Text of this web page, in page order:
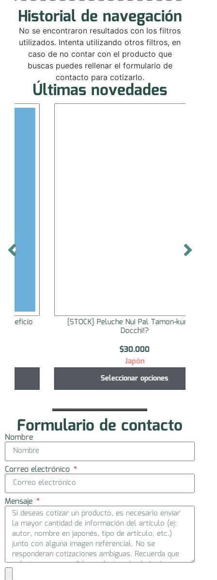
Historial de navegación
No se encontraron resultados con los filtros
utilizados. Intenta utilizando otros filtros, en
caso de no contar con el producto que
buscas puedes rellenar el formulario de
contacto para cotizarlo.
Últimas novedades
[STOCK] Peluche Nui Pal Tamon-kun Ima
Seleccionar opciones
Formulario de contacto
Nombre
Correo electrónico
Mensaje